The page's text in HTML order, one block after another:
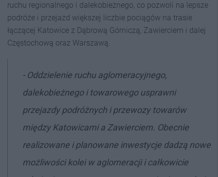
ruchu regionalnego i dalekobieżnego, co pozwoli na lepsze
podróże i przejazd większej liczbie pociągów na trasie
łączącej Katowice z Dąbrową Górniczą, Zawierciem i dalej
Częstochową oraz Warszawą.
- Oddzielenie ruchu aglomeracyjnego,
dalekobieżnego i towarowego usprawni
przejazdy podróżnych i przewozy towarów
między Katowicami a Zawierciem. Obecnie
realizowane i planowane inwestycje dadzą nowe
możliwości kolei w aglomeracji i całkowicie